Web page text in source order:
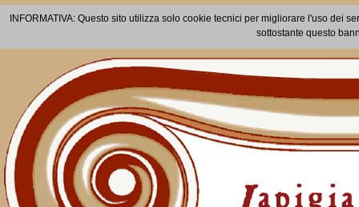
INFORMATIVA: Questo sito utilizza solo cookie tecnici per migliorare l'uso dei
sottostante questo